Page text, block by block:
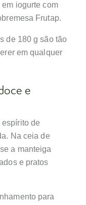
iogurte com
Frutap.
de 180 g são tão
em qualquer
e
de
Na ceia de
a manteiga
e pratos
para